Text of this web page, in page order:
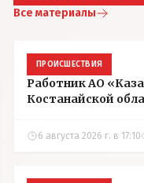
Все материалы
ПРОИСШЕСТВИЯ
Работник АО
Костанайской
6 августа 2026 г. в 17:10